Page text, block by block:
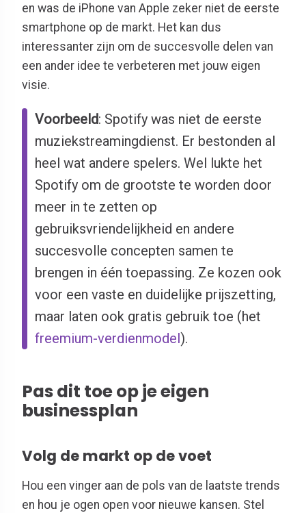
en was de iPhone van Apple zeker niet de eerste
smartphone op de markt. Het kan dus
interessanter zijn om de succesvolle delen van
een ander idee te verbeteren met jouw eigen
visie.
Voorbeeld: Spotify was niet de eerste
muziekstreamingdienst. Er bestonden al
heel wat andere spelers. Wel lukte het
Spotify om de grootste te worden door
meer in te zetten op
gebruiksvriendelijkheid en andere
succesvolle concepten samen te
brengen in één toepassing. Ze kozen ook
voor een vaste en duidelijke prijszetting,
maar laten ook gratis gebruik toe (het
freemium-verdienmodel).
Pas dit toe op je eigen
businessplan
Volg de markt op de voet
Hou een vinger aan de pols van de laatste trends
en hou je ogen open voor nieuwe kansen. Stel